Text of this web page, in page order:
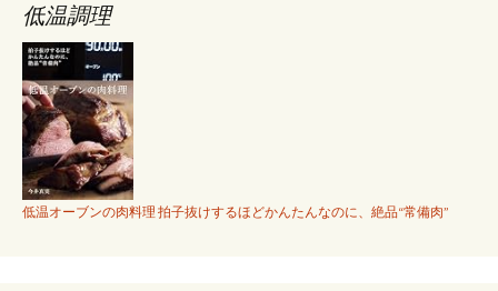
低温調理
低温オーブンの肉料理 拍子抜けするほどかんたんなのに、絶品“常備肉”